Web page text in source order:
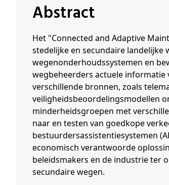
Abstract
Het "Connected and Adaptive
stedelijke en secundaire
wegenonderhoudssystemen en
wegbeheerders actuele informatie
verschillende bronnen, zoals
veiligheidsbeoordelingsmodellen
minderheidsgroepen met
naar en testen van goedkope
bestuurdersassistentiesystemen
economisch verantwoorde
beleidsmakers en de industrie ter
secundaire wegen.